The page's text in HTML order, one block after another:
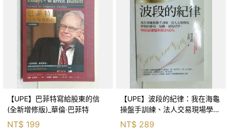
【UPE】巴菲特寫給股東的信
(全新增修版)_華倫‧巴菲特
NT$ 199
【UPE】波段的紀律：我在海龜
操盤手訓練、法人交易現場學到
的進場、加碼、退場紀律，守住
紀律獲利至少50％_雷老闆
NT$ 289